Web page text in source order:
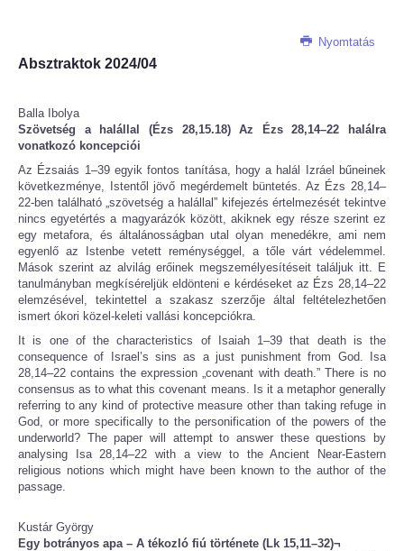
Nyomtatás
Absztraktok 2024/04
Balla Ibolya
Szövetség a halállal (Ézs 28,15.18) Az Ézs 28,14–22 halálra
vonatkozó koncepciói
Az Ézsaiás 1–39 egyik fontos tanítása, hogy a halál Izráel bűneinek
következménye, Istentől jövő megérdemelt büntetés. Az Ézs 28,14–
22-ben található „szövetség a halállal” kifejezés értelmezését tekintve
nincs egyetértés a magyarázók között, akiknek egy része szerint ez
egy metafora, és általánosságban utal olyan menedékre, ami nem
egyenlő az Istenbe vetett reménységgel, a tőle várt védelemmel.
Mások szerint az alvilág erőinek megszemélyesítéseit találjuk itt. E
tanulmányban megkíséreljük eldönteni e kérdéseket az Ézs 28,14–22
elemzésével, tekintettel a szakasz szerzője által feltételezhetően
ismert ókori közel-keleti vallási koncepciókra.
It is one of the characteristics of Isaiah 1–39 that death is the
consequence of Israel’s sins as a just punishment from God. Isa
28,14–22 contains the expression „covenant with death.” There is no
consensus as to what this covenant means. Is it a metaphor generally
referring to any kind of protective measure other than taking refuge in
God, or more specifically to the personification of the powers of the
underworld? The paper will attempt to answer these questions by
analysing Isa 28,14–22 with a view to the Ancient Near-Eastern
religious notions which might have been known to the author of the
passage.
Kustár György
Egy botrányos apa – A tékozló fiú története (Lk 15,11–32)¬